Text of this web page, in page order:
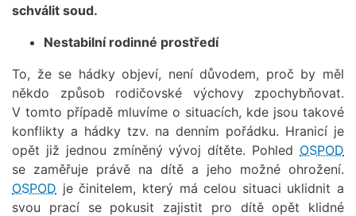
schválit soud.
Nestabilní rodinné prostředí
To, že se hádky objeví, není důvodem, proč by měl
někdo způsob rodičovské výchovy zpochybňovat.
V tomto případě mluvíme o situacích, kde jsou takové
konflikty a hádky tzv. na denním pořádku. Hranicí je
opět již jednou zmíněný vývoj dítěte. Pohled OSPOD
se zaměřuje právě na dítě a jeho možné ohrožení.
OSPOD je činitelem, který má celou situaci uklidnit a
svou prací se pokusit zajistit pro dítě opět klidné